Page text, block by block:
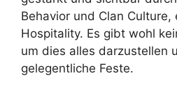
Behavior und Clan Culture,
Hospitality. Es gibt wohl
um dies alles darzustellen
gelegentliche Feste.